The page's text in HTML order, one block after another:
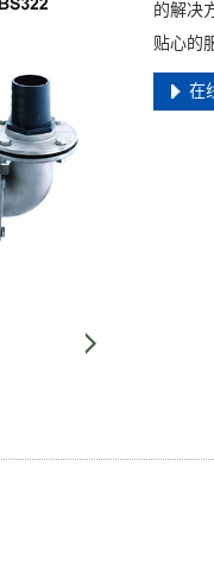
的解决
贴心的
在